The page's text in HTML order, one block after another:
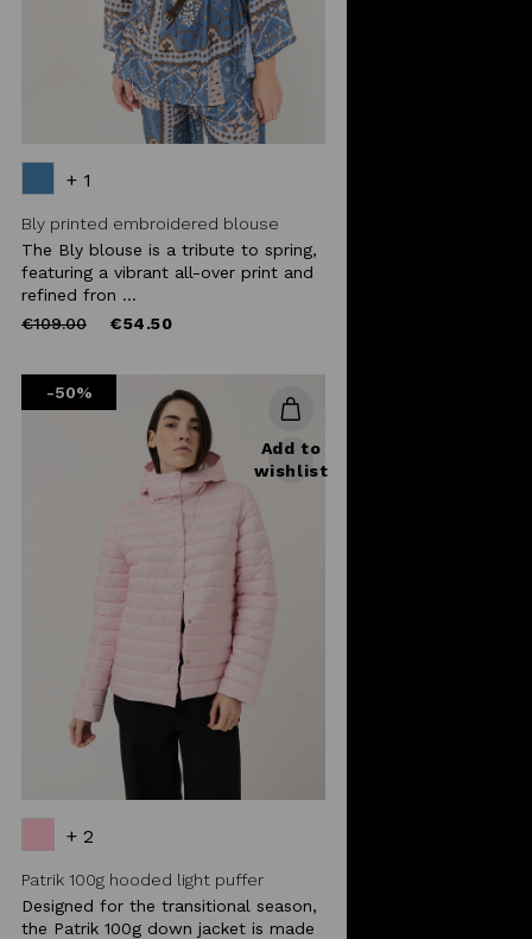
+ 1
Bly printed embroidered blouse
The Bly blouse is a tribute to spring,
featuring a vibrant all-over print and
refined fron ...
Price
€109.00to €54.50
-50%
Add to
wishlist
+ 2
Patrik 100g hooded light puffer
Designed for the transitional season,
the Patrik 100g down jacket is made